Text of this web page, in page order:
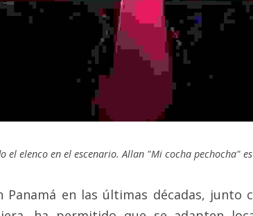
el elenco en el escenario. Allan "Mi cocha pechocha"
en las últimas décadas, junto